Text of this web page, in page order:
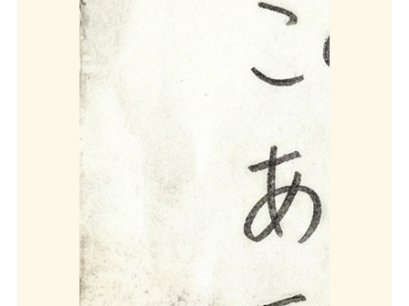
鴨川市 木造平屋
15坪解体工事
木造解体
100万
千葉県 木造36
坪火災現場解体
千葉市 内装テナ
ント120坪解体工
内装解体 / 千葉市
1000万
館山市 木造36
坪2階建て解体工
木造解体
290万